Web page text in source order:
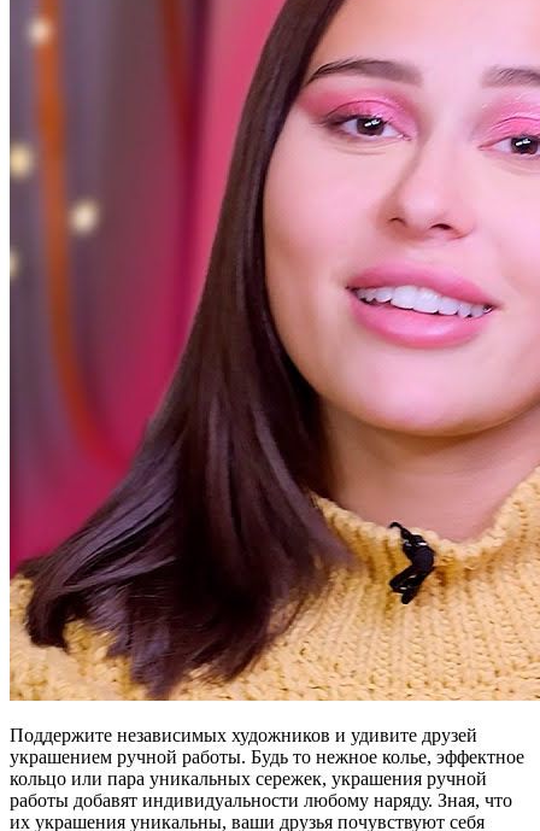
Поддержите независимых художников и удивите друзей
украшением ручной работы. Будь то нежное колье, эффектное
кольцо или пара уникальных сережек, украшения ручной
работы добавят индивидуальности любому наряду. Зная, что
их украшения уникальны, ваши друзья почувствуют себя